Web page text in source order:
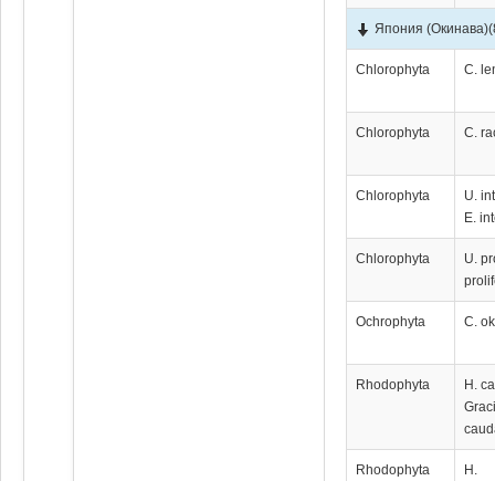
Япония (Окинава)
Chlorophyta C.
Chlorophyta C.
Chlorophyta
U.
E.
Chlorophyta
U.
Ochrophyta C.
Rhodophyta
H.
Rhodophyta
H.